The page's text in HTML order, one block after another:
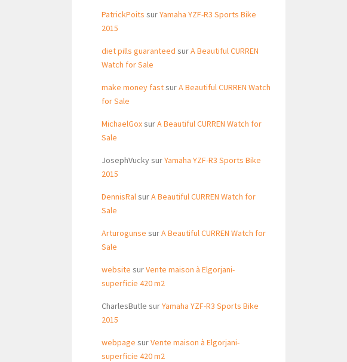
PatrickPoits surYamaha YZF-R3 Sports Bike
2015
diet pills guaranteed surA Beautiful CURREN
Watch for Sale
make money fastsurA Beautiful CURREN Watch
for Sale
MichaelGoxsurA Beautiful CURREN Watch for
Sale
JosephVuckysurYamaha YZF-R3 Sports Bike
2015
DennisRalsurA Beautiful CURREN Watch for
Sale
Arturogunse surA Beautiful CURREN Watch for
Sale
website surVente maison à Elgorjani-
superficie 420 m2
CharlesButle surYamaha YZF-R3 Sports Bike
2015
webpage surVente maison à Elgorjani-
superficie 420 m2